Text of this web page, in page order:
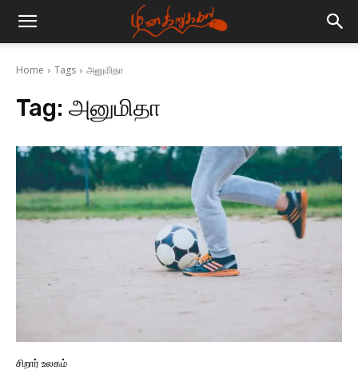
Home Tags அனுமிதா
Tag: அனுமிதா
சிறார் உலகம்